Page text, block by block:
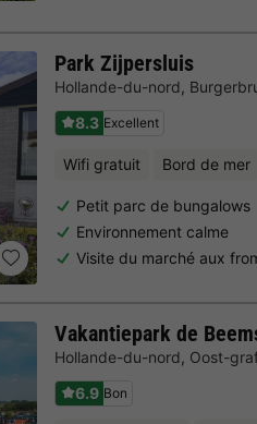
Park Zijpersluis
Hollande-du-nord,
8.3 Excellent
Wifi gratuit Bord de mer
Petit parc de bungalows
Environnement calme
Visite du marché aux
Vakantiepark de
Hollande-du-nord, Oost-
6.9 Bon